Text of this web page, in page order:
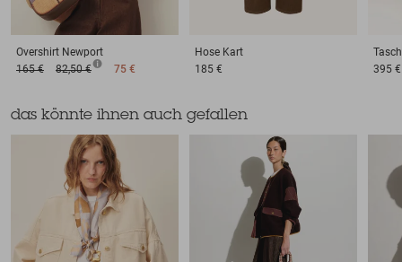
Overshirt Newport
165 €
82,50 € 75 €
Hose Kart
185 €
395 €
das könnte ihnen auch gefallen